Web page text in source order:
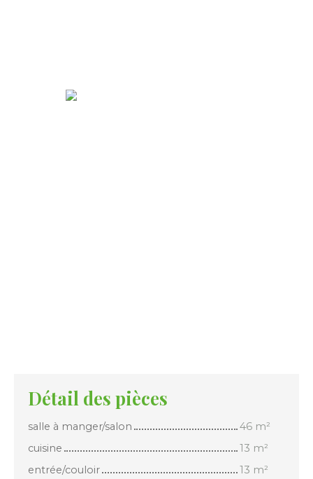
Détail des pièces
salle à manger/salon
46 m²
cuisine
13 m²
entrée/couloir
13 m²